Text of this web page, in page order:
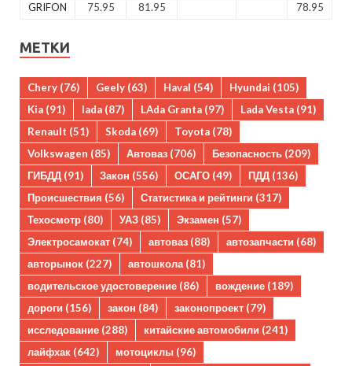
GRIFON
75.95 81.95 78.95
МЕТКИ
Chery (76) Geely (63) Haval (54) Hyundai (105)
Kia (91) lada (87) LAda Granta (97) Lada Vesta (91)
Renault (51) Skoda (69) Toyota (78)
Volkswagen (85) Автоваз (706) Безопасность (209)
ГИБДД (91) Закон (556) ОСАГО (49) ПДД (136)
Происшествия (56) Статистика и рейтинги (317)
Техосмотр (80) УАЗ (85) Экзамен (57)
Электросамокат (74) автоваз (88) автозапчасти (68)
авторынок (227) автошкола(81)
водительское удостоверение (86) вождение (189)
дороги (156) закон (84) законопроект (79)
исследование (288) китайские автомобили (241)
лайфхак (642) мотоциклы (96)